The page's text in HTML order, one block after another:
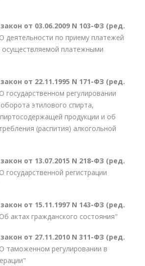
от 03.06.2009 N 103-ФЗ (ред.
деятельности по приему платежей
осуществляемой платежными
от 22.11.1995 N 171-ФЗ (ред.
государственном регулировании
этилового спирта,
продукции и об
(распития) алкогольной
от 13.07.2015 N 218-ФЗ (ред.
государственной регистрации
от 15.11.1997 N 143-ФЗ (ред.
актах гражданского состояния"
от 27.11.2010 N 311-ФЗ (ред.
таможенном регулировании в